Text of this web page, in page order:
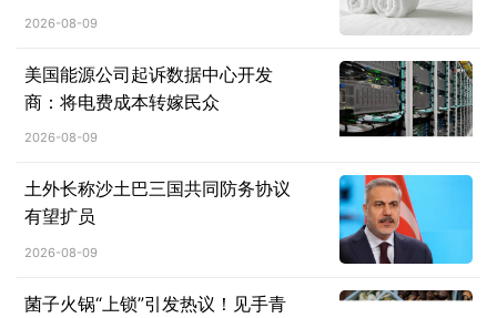
2026-08-09
美国能源公司起诉数据中心开发
商：将电费成本转嫁民众
2026-08-09
土外长称沙土巴三国共同防务协议
有望扩员
2026-08-09
菌子火锅“上锁”引发热议！见手青